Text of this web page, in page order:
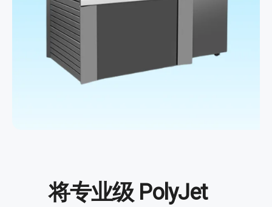
将专业级 PolyJet